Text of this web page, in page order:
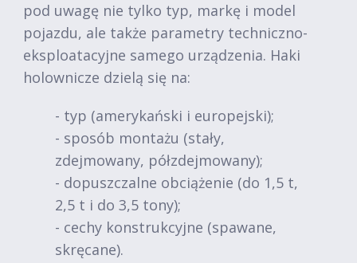
pod uwagę nie tylko typ, markę i model
pojazdu, ale także parametry techniczno-
eksploatacyjne samego urządzenia. Haki
holownicze dzielą się na:
- typ (amerykański i europejski);
- sposób montażu (stały,
zdejmowany, półzdejmowany);
- dopuszczalne obciążenie (do 1,5 t,
2,5 t i do 3,5 tony);
- cechy konstrukcyjne (spawane,
skręcane).